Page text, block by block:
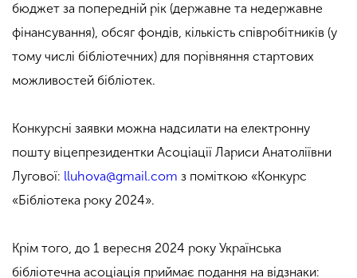
бюджет за попередній рік (державне та недержавне
фінансування), обсяг фондів, кількість співробітників (у
тому числі бібліотечних) для порівняння стартових
можливостей бібліотек.
Конкурсні заявки можна надсилати на електронну
пошту віцепрезидентки Асоціації Лариси Анатоліївни
Лугової: lluhova@gmail.com з поміткою «Конкурс
«Бібліотека року 2024».
Крім того, до 1 вересня 2024 року Українська
бібліотечна асоціація приймає подання на відзнаки: